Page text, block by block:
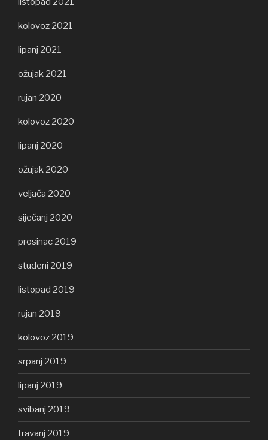
kolovoz 2021
lipanj 2021
ožujak 2021
rujan 2020
kolovoz 2020
lipanj 2020
ožujak 2020
veljača 2020
siječanj 2020
prosinac 2019
studeni 2019
listopad 2019
rujan 2019
kolovoz 2019
srpanj 2019
lipanj 2019
svibanj 2019
travanj 2019